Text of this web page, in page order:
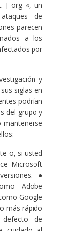
] org «, un
de
parecen
a los
por
y
siglas en
podrían
del grupo y
mantenerse
o, si usted
Microsoft
●
Adobe
Google
más rápido
de